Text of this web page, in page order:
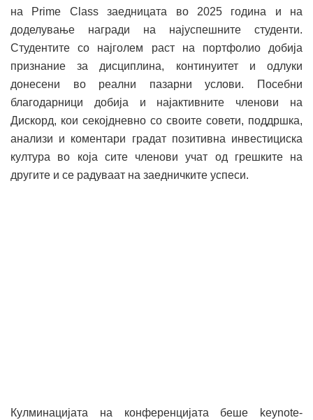
на Prime Class заедницата во 2025 година и на
доделување награди на најуспешните студенти.
Студентите со најголем раст на портфолио добија
признание за дисциплина, континуитет и одлуки
донесени во реални пазарни услови. Посебни
благодарници добија и најактивните членови на
Дискорд, кои секојдневно со своите совети, поддршка,
анализи и коментари градат позитивна инвестициска
култура во која сите членови учат од грешките на
другите и се радуваат на заедничките успеси.
Кулминацијата на конференцијата беше keynote-